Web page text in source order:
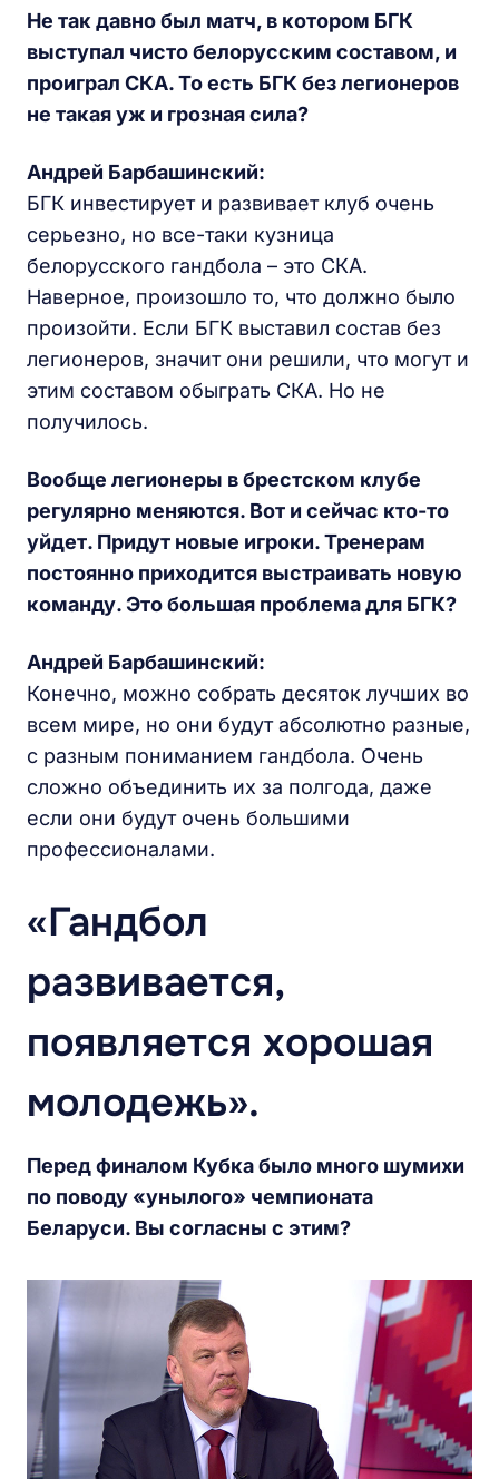
Не так давно был матч, в котором БГК
выступал чисто белорусским составом, и
проиграл СКА. То есть БГК без легионеров
не такая уж и грозная сила?
Андрей Барбашинский:
БГК инвестирует и развивает клуб очень
серьезно, но все-таки кузница
белорусского гандбола – это СКА.
Наверное, произошло то, что должно было
произойти. Если БГК выставил состав без
легионеров, значит они решили, что могут и
этим составом обыграть СКА. Но не
получилось.
Вообще легионеры в брестском клубе
регулярно меняются. Вот и сейчас кто-то
уйдет. Придут новые игроки. Тренерам
постоянно приходится выстраивать новую
команду. Это большая проблема для БГК?
Андрей Барбашинский:
Конечно, можно собрать десяток лучших во
всем мире, но они будут абсолютно разные,
с разным пониманием гандбола. Очень
сложно объединить их за полгода, даже
если они будут очень большими
профессионалами.
«Гандбол
развивается,
появляется хорошая
молодежь».
Перед финалом Кубка было много шумихи
по поводу «унылого» чемпионата
Беларуси. Вы согласны с этим?